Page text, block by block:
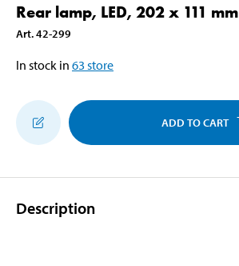
Rear lamp, LED, 202 x 111 mm
Art.42-299
In stock in 63 store
ADD TO CART
Description